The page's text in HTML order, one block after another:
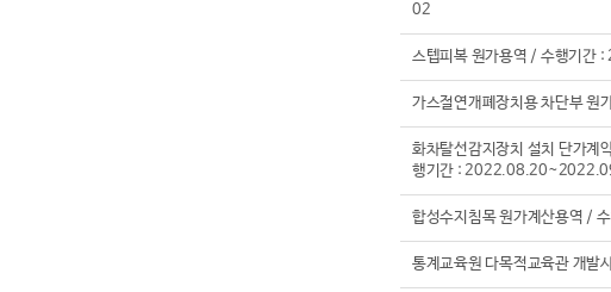
02
스텝피복 원가용역​​​​​​ / 수행기
가스절연개폐장치용 차단부
화차탈선감지장치 설치 단가계
행기간 :
합성수지침목 원가계산용역​​​
통계교육원 다목적교육관 개